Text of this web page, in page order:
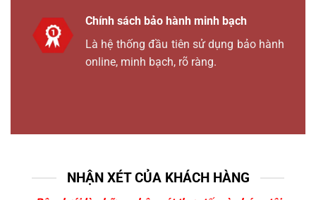
Chính sách bảo hành minh bạch
Là hệ thống đầu tiên sử dụng bảo hành
online, minh bạch, rõ ràng.
NHẬN XÉT CỦA KHÁCH HÀNG